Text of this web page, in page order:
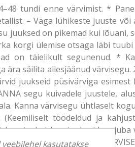
tundi enne värvimist. *
– Väga lühikeste juuste
juuksed on pikemad kui lõuani,
korgi ülemise otsaga läbi
on täielikult segunenud. *
säilita allesjäänud värvisegu.
juukseid püsivärviga
segu kuivadele juustele,
Kanna värvisegu ühtlaselt
töödeldud ja
kasuta, kui * su juukseid on
1. KANNA
veebilehel kasutatakse